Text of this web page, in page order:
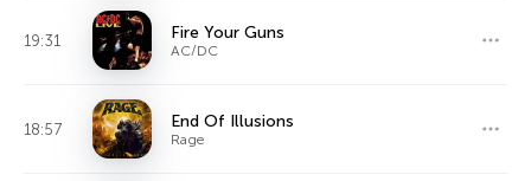
19:31 Fire Your Guns
AC/DC
18:57 End Of Illusions
Rage